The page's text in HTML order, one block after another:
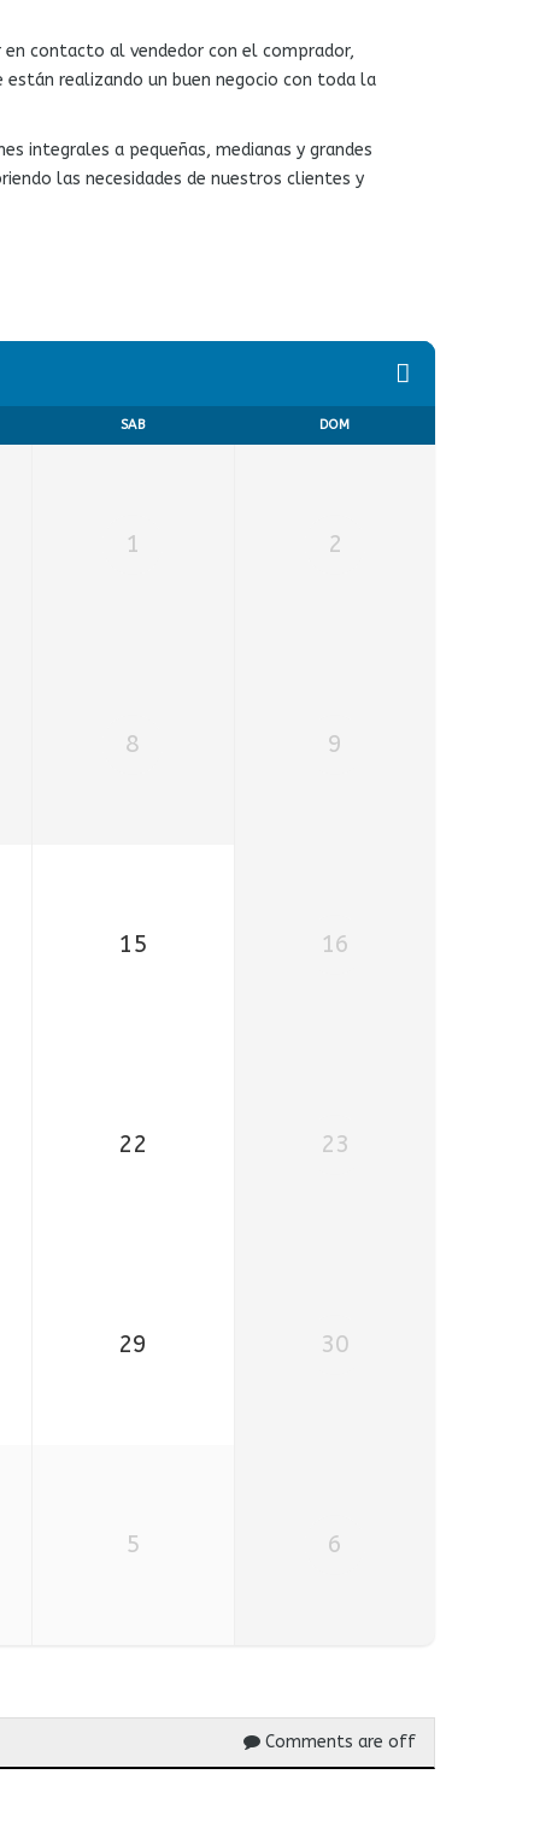
contacto al vendedor con el comprador,
realizando un buen negocio con toda la
integrales a pequeñas, medianas y grandes
las necesidades de nuestros clientes y
SAB DOM
1 2
8 9
15 16
22 23
29 30
5 6
Comments are off